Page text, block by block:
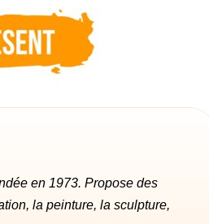
en 1973. Propose des
la peinture, la sculpture,